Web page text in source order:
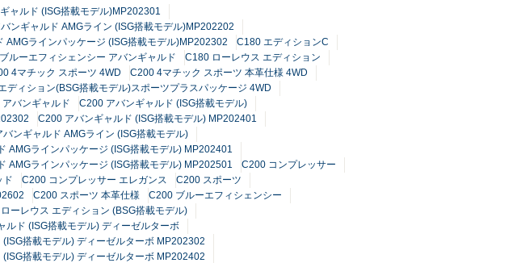
ャルド (ISG搭載モデル)MP202301
ンギャルド AMGライン (ISG搭載モデル)MP202202
AMGラインパッケージ (ISG搭載モデル)MP202302
C180 エディションC
ルーエフィシェンシー アバンギャルド
C180 ローレウス エディション
4マチック スポーツ 4WD
C200 4マチック スポーツ 本革仕様 4WD
ディション(BSG搭載モデル)スポーツプラスパッケージ 4WD
バンギャルド
C200 アバンギャルド (ISG搭載モデル)
C200 アバンギャルド (ISG搭載モデル) MP202401
バンギャルド AMGライン (ISG搭載モデル)
AMGラインパッケージ (ISG搭載モデル) MP202401
AMGラインパッケージ (ISG搭載モデル) MP202501
C200 コンプレッサー
ド C200 コンプレッサー エレガンス
C200 スポーツ
C200 スポーツ 本革仕様
C200 ブルーエフィシェンシー
ーレウス エディション (BSG搭載モデル)
ルド (ISG搭載モデル) ディーゼルターボ
搭載モデル) ディーゼルターボ MP202302
搭載モデル) ディーゼルターボ MP202402